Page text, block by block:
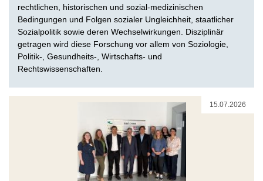
rechtlichen, historischen und sozial-medizinischen
Bedingungen und Folgen sozialer Ungleichheit, staatlicher
Sozialpolitik sowie deren Wechselwirkungen. Disziplinär
getragen wird diese Forschung vor allem von Soziologie,
Politik-, Gesundheits-, Wirtschafts- und
Rechtswissenschaften.
15.07.2026